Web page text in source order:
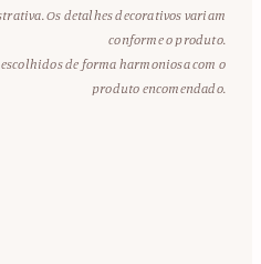
Os detalhes decorativos variam
conforme o produto.
escolhidos de forma harmoniosa com o
produto encomendado.